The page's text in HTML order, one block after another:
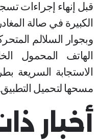
قبل إنهاء إجراءات
الكبيرة في صالة
وبجوار السلالم
الهاتف المحمول
الاستجابة
مسحها لتحميل
أخبار